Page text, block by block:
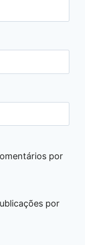
por
por